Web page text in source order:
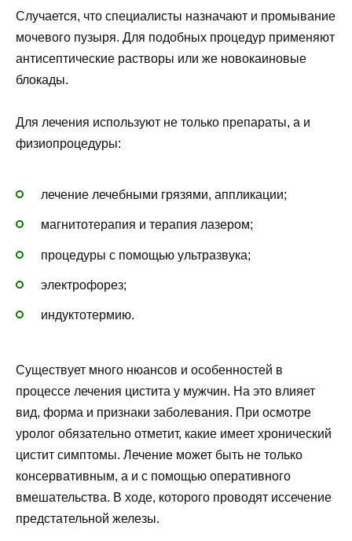
Случается, что специалисты назначают и промывание
мочевого пузыря. Для подобных процедур применяют
антисептические растворы или же новокаиновые
блокады.
Для лечения используют не только препараты, а и
физиопроцедуры:
лечение лечебными грязями, аппликации;
магнитотерапия и терапия лазером;
процедуры с помощью ультразвука;
электрофорез;
индуктотермию.
Существует много нюансов и особенностей в
процессе лечения цистита у мужчин. На это влияет
вид, форма и признаки заболевания. При осмотре
уролог обязательно отметит, какие имеет хронический
цистит симптомы. Лечение может быть не только
консервативным, а и с помощью оперативного
вмешательства. В ходе, которого проводят иссечение
предстательной железы.